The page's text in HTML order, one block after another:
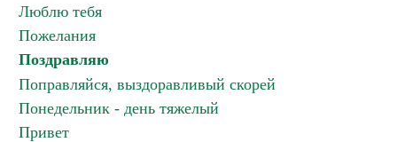
Люблю тебя
Пожелания
Поздравляю
Поправляйся, выздоравливый скорей
Понедельник - день тяжелый
Привет